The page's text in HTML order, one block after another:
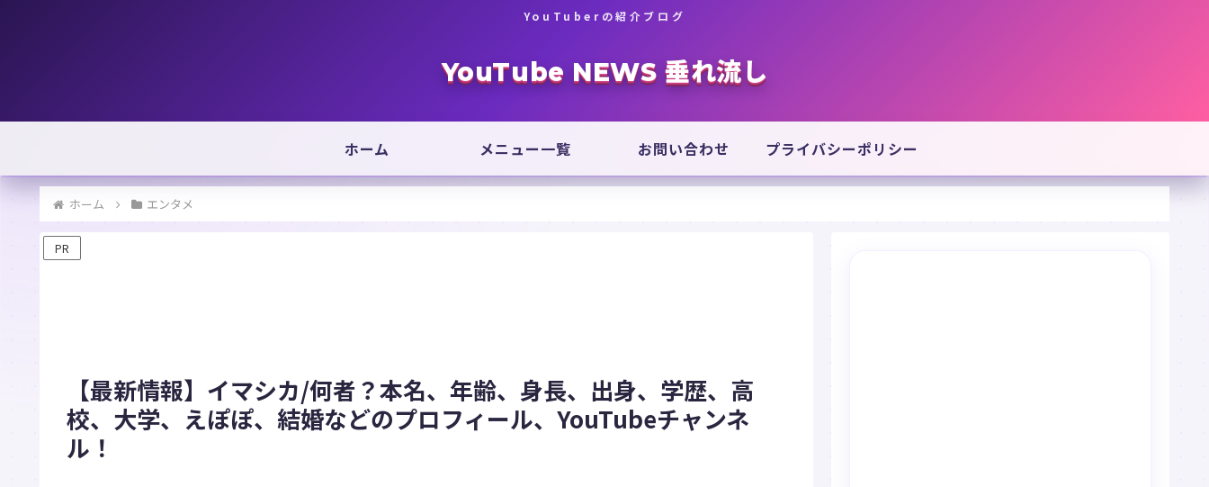
YouTuberの紹介ブログ
YouTube NEWS 垂れ流し
ホーム メニュー一覧 お問い合わせ プライバシーポリシー
ホーム エンタメ
PR
【最新情報】イマシカ/何者？本名、年齢、身長、出身、学歴、高
校、大学、えぽぽ、結婚などのプロフィール、YouTubeチャンネ
ル！